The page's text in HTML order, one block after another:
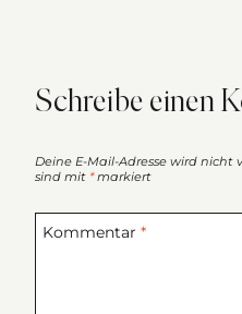
Schreibe einen
Deine E-Mail-Adresse wird nicht
sind mit *markiert
Kommentar *